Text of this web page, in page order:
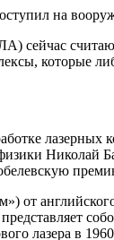
на
которые
от
лазера в